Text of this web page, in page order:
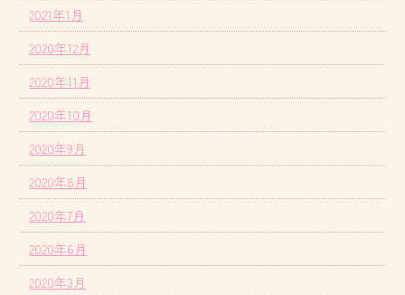
2021年1月
2020年12月
2020年11月
2020年10月
2020年9月
2020年8月
2020年7月
2020年6月
2020年3月